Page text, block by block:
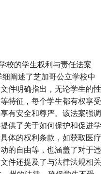
校的学生权利与责任法案
细阐述了芝加哥公立学校中
件明确指出，无论学生的性
特征，每个学生都有权享受
有安全和尊严。该法案强调
供了关于如何保护和促进学
体的权利条款，如获取医疗
的自由等，也涵盖了对于违
件还提及了与法律法规相关